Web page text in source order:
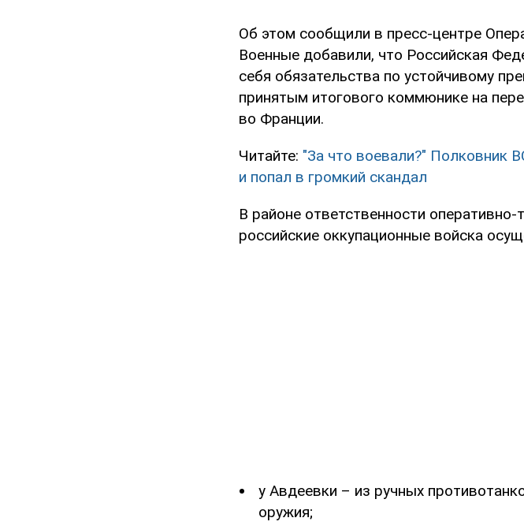
Об этом сообщили в пресс-центре
Военные добавили, что Российская
себя обязательства по устойчивому
принятым итогового коммюнике на
во Франции.
Читайте: "За что воевали?" Полковник
и попал в громкий скандал
В районе ответственности оперативно-
российские оккупационные войска
у Авдеевки – из ручных
оружия;